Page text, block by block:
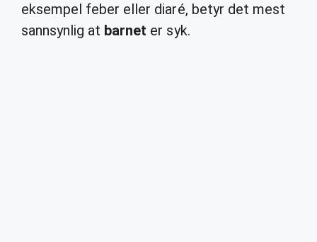
eksempel feber eller diaré, betyr det mest
sannsynlig at barnet er syk.